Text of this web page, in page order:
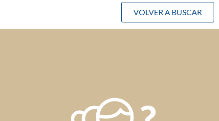
VOLVER A BUSCAR